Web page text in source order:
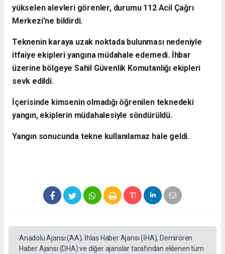
yükselen alevleri görenler, durumu 112 Acil Çağrı
Merkezi'ne bildirdi.
Teknenin karaya uzak noktada bulunması nedeniyle
itfaiye ekipleri yangına müdahale edemedi. İhbar
üzerine bölgeye Sahil Güvenlik Komutanlığı ekipleri
sevk edildi.
İçerisinde kimsenin olmadığı öğrenilen teknedeki
yangın, ekiplerin müdahalesiyle söndürüldü.
Yangın sonucunda tekne kullanılamaz hale geldi.
Anadolu Ajansı (AA), İhlas Haber Ajansı (İHA), Demirören
Haber Ajansı (DHA) ve diğer ajanslar tarafından eklenen tüm